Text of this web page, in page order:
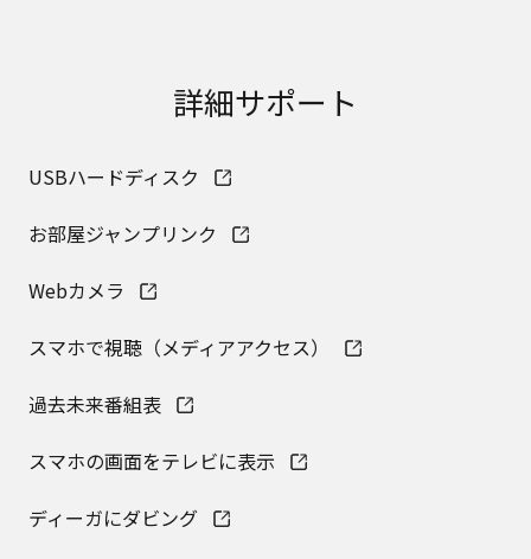
のお取り扱いについて。パナソニック株式会社お
ために利用し、その記録を残すことがあります。
する場合や正当な理由がある場合を除き、第三者
に提供しません。お問い合わせは、ご相談された
なお、本ウェブサイトに公開されている取扱説明
掲載しています。したがいまして、会社名やお客
があります。また、本ウェブサイトに公開されて
の仕様がその後のマイナーチェンジにより、異な
る場合があります。本ウェブサイトに公開されて
相違がある場合は、ご購入店、お近くの当社商品
詳細サポート
USBハードディスク
お部屋ジャンプリンク
Webカメラ
スマホで視聴（メディアアクセス）
過去未来番組表
スマホの画面をテレビに表示
ディーガにダビング